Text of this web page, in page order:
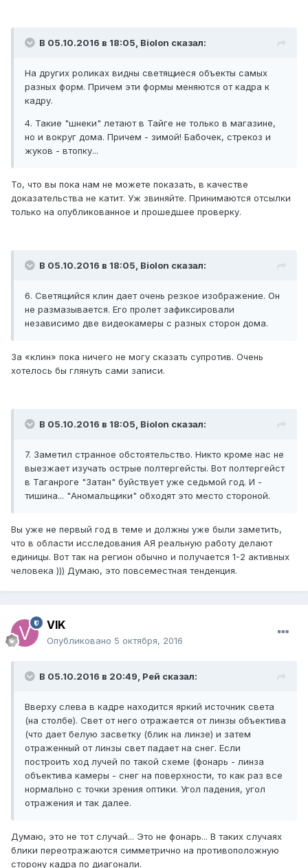
В 05.10.2016 в 18:05, Biolon сказал:
На других роликах видны светящиеся объекты самых
разных форм. Причем эти формы меняются от кадра к
кадру.
4. Такие "шнеки" летают в Тайге не только в магазине,
но и вокруг дома. Причем - зимой! Бабочек, стрекоз и
жуков - втопку...
То, что вы пока нам не можете показать, в качестве
доказательства не катит. Уж звиняйте. Принимаются отсылки
только на опубликованное и прошедшее проверку.
В 05.10.2016 в 18:05, Biolon сказал:
6. Светящийся клин дает очень резкое изображение. Он
не размазывается. Его пролет зафиксировали
независимо две видеокамеры с разных сторон дома.
За «клин» пока ничего не могу сказать супротив. Очень
хотелось бы глянуть сами записи.
В 05.10.2016 в 18:05, Biolon сказал:
7. Заметил странное обстоятельство. Никто кроме нас не
выезжает изучать острые полтергейсты. Вот полтергейст
в Таганроге "Затан" буйствует уже седьмой год. И -
тишина... "Аномальщики" обходят это место стороной.
Вы уже не первый год в теме и должны уже были заметить,
что в области исследования АЯ реальную работу делают
единицы. Вот так на регион обычно и получается 1-2 активных
человека ))) Думаю, это повсеместная тенденция.
VIK
Опубликовано 5 октября, 2016
В 05.10.2016 в 20:49, Рей сказал:
Вверху слева в кадре находится яркий источник света
(на столбе). Свет от него отражается от линзы объектива
(что дает белую засветку (блик на линзе) и затем
отраженный от линзы свет падает на снег. Если
построить ход лучей по такой схеме (фонарь - линза
объектива камеры - снег на поверхности, то как раз все
нормально с точки зрения оптики. Угол падения, угол
отражения и так далее.
Думаю, это не тот случай... Это не фонарь... В таких случаях
блики переотражаются симметрично на противоположную
сторону кадра по диагонали.